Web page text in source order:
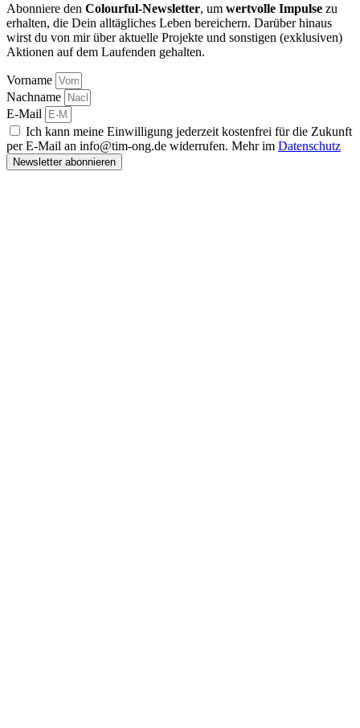
Abonniere den Colourful-Newsletter, um wertvolle Impulse zu
erhalten, die Dein alltägliches Leben bereichern. Darüber hinaus
wirst du von mir über aktuelle Projekte und sonstigen (exklusiven)
Aktionen auf dem Laufenden gehalten.
Vorname
Nachname
E-Mail
Ich kann meine Einwilligung jederzeit kostenfrei für die Zukunft
per E-Mail an info@tim-ong.de widerrufen. Mehr im Datenschutz
Newsletter abonnieren